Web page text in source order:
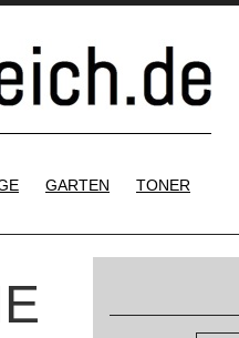
GARTEN TONER